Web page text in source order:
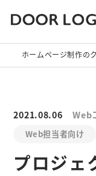
ホームページ制作の
2021.08.06 Web
Web担当者向け
プロジェ